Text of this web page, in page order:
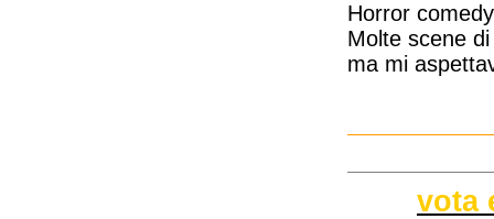
Horror
Molte scene
ma mi
vota